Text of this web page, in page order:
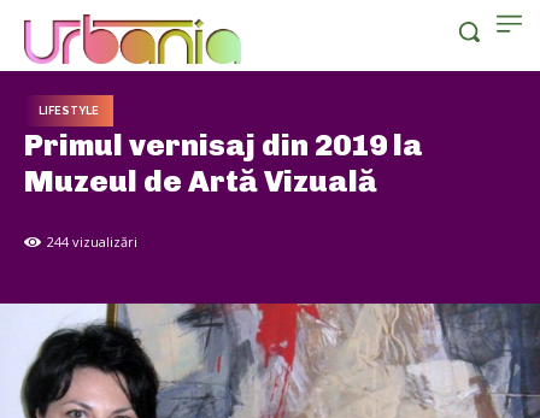
LIFESTYLE
Primul vernisaj din 2019 la
Muzeul de Artă Vizuală
244vizualizări